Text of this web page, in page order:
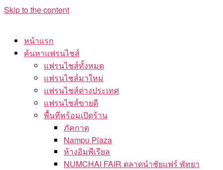
Skip to the content
หน้าแรก
ค้นหาแฟรนไชส์
แฟรนไชส์ทั้งหมด
แฟรนไชส์มาใหม่
แฟรนไชส์ต่างประเทศ
แฟรนไชส์ขายดี
พื้นที่พร้อมเปิดร้าน
ภัคกาด
Nampu Plaza
ห้างอิมพีเรียล
NUMCHAI FAIR ตลาดนำชัยแฟร์ พัทยา